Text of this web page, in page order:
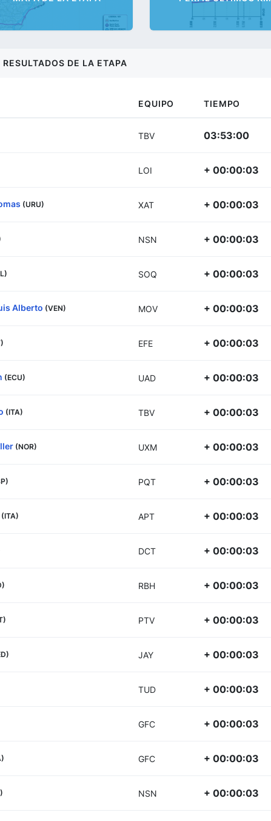
RESULTADOS DE LA ETAPA
EQUIPO TIEMPO
TBV 03:53:00
LOI + 00:00:03
(URU) XAT + 00:00:03
NSN + 00:00:03
SOQ + 00:00:03
Alberto (VEN) MOV + 00:00:03
EFE + 00:00:03
(ECU) UAD + 00:00:03
(ITA) TBV + 00:00:03
(NOR) UXM + 00:00:03
PQT + 00:00:03
(ITA) APT + 00:00:03
DCT + 00:00:03
RBH + 00:00:03
PTV + 00:00:03
JAY + 00:00:03
TUD + 00:00:03
GFC + 00:00:03
GFC + 00:00:03
NSN + 00:00:03